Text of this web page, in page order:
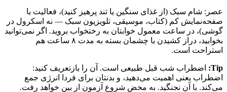
عصر: شام سبک (از غذای سنگین یا تند پرهیز کنید)، فعالیت با
صفحه‌نمایش کم (کتاب، موسیقی، تلویزیون سبک — نه اسکرول در
گوشی)، در ساعت معمول خوابتان به رختخواب بروید. اگر نمی‌توانید
بخوابید، دراز کشیدن با چشمان بسته به مدت ۸ ساعت هم
استراحت است.
Tip:
اضطراب شب قبل طبیعی است. آن را بازتعریف کنید:
اضطراب یعنی اهمیت می‌دهید، و بدنتان برای فردا انرژی جمع
می‌کند. با آن نجنگید. به محض شروع آزمون از بین خواهد رفت.